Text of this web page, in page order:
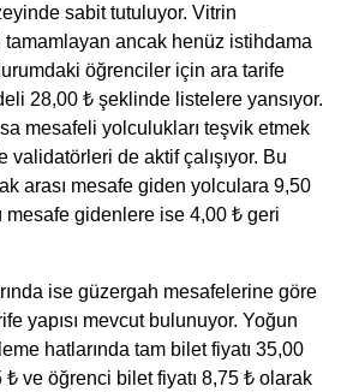
sabit tutuluyor. Vitrin
ancak henüz istihdama
öğrenciler için ara tarife
28,00 ₺ şeklinde listelere yansıyor.
mesafeli yolculukları teşvik etmek
validatörleri de aktif çalışıyor. Bu
arası mesafe giden yolculara 9,50
mesafe gidenlere ise 4,00 ₺ geri
ise güzergah mesafelerine göre
yapısı mevcut bulunuyor. Yoğun
hatlarında tam bilet fiyatı 35,00
ve öğrenci bilet fiyatı 8,75 ₺ olarak